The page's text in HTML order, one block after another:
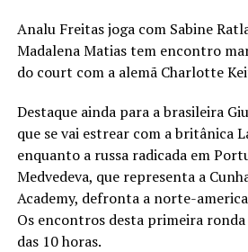
Analu Freitas joga com Sabine
Madalena Matias tem encontro
do court com a alemã Charlotte
Destaque ainda para a brasileira
que se vai estrear com a britânica
enquanto a russa radicada em
Medvedeva, que representa a
Academy, defronta a norte-
Os encontros desta primeira
das 10 horas.